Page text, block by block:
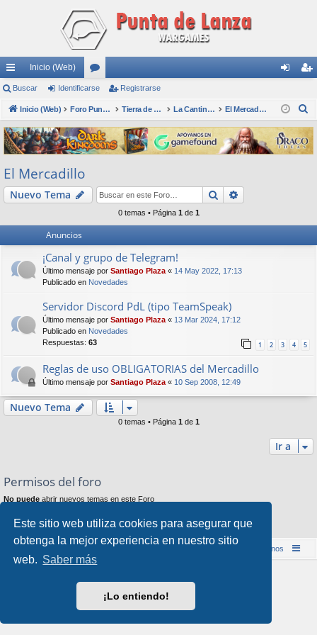
Este sitio web utiliza cookies para asegurar que
obtenga la mejor experiencia en nuestro sitio
web. Saber más
¡Lo entiendo!
nl
ac
es
rá
pi
do
Inicio (Web)
or
os nti
fic
ar
ist
ra
rs
Buscar Identificarse Registrarse
Inicio (Web) Foro Punta de Lanza Wargames Tierra de nadie La Cantina - Die Kneipe El Mercadillo
s
c
El Mercadillo
Nuevo Tema Buscar
0 temas • Página 1 de 1
Anuncios
¡Canal y grupo de Telegram!
Último mensaje por Santiago Plaza « 14 May 2022, 17:13
Publicado en Novedades
Servidor Discord PdL (tipo TeamSpeak)
Último mensaje por Santiago Plaza « 13 Mar 2024, 17:12
Publicado en Novedades
Respuestas: 63 1 2 3 4 5
Reglas de uso OBLIGATORIAS del Mercadillo
Último mensaje por Santiago Plaza « 10 Sep 2008, 12:49
Nuevo Tema
0 temas • Página 1 de 1
Ir a
Permisos del foro
No puede abrir nuevos temas en este Foro
No puede
editar sus mensajes en este Foro
No puedeborrar sus mensajes en este Foro
Inicio (Web) Foro Punta de Lanza Wargames Contáctenos
halilesen
Traducción al español por
Privacidad|Condiciones